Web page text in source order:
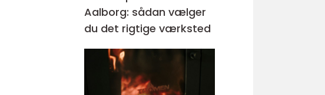
Aalborg: sådan vælger
du det rigtige værksted